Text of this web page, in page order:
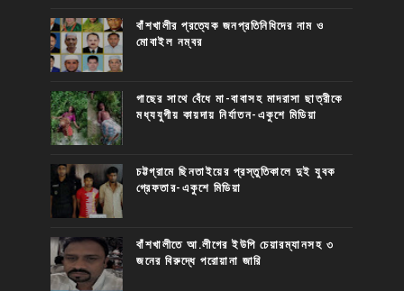
বাঁশখালীর প্রত্যেক জনপ্রতিনিধিদের নাম ও
মোবাইল নম্বর
গাছের সাথে বেঁধে মা-বাবাসহ মাদরাসা ছাত্রীকে
মধ্যযুগীয় কায়দায় নির্যাতন-একুশে মিডিয়া
চট্টগ্রামে ছিনতাইয়ের প্রস্তুতিকালে দুই যুবক
গ্রেফতার-একুশে মিডিয়া
বাঁশখালীতে আ.লীগের ইউপি চেয়ারম্যানসহ ৩
জনের বিরুদ্ধে পরোয়ানা জারি